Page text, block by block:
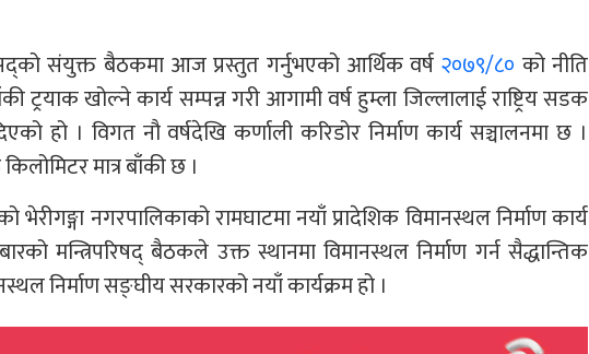
संसद्को संयुक्त बैठकमा आज प्रस्तुत गर्नुभएको आर्थिक वर्ष २०७९/८० को नीति
ट्रयाक खोल्ने कार्य सम्पन्न गरी आगामी वर्ष हुम्ला जिल्लालाई राष्ट्रिय सडक
हो । विगत नौ वर्षदेखि कर्णाली करिडोर निर्माण कार्य सञ्चालनमा छ ।
मात्र बाँकी छ ।
नगरपालिकाको रामघाटमा नयाँ प्रादेशिक विमानस्थल निर्माण कार्य
मन्त्रिपरिषद् बैठकले उक्त स्थानमा विमानस्थल निर्माण गर्न सैद्धान्तिक
निर्माण सङ्घीय सरकारको नयाँ कार्यक्रम हो ।